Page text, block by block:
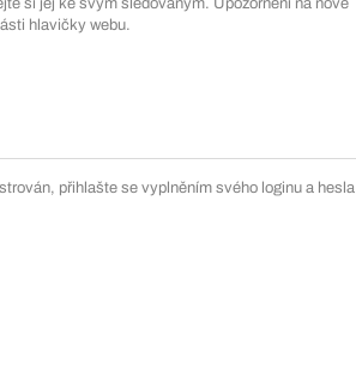
si jej ke svým sledovaným. Upozornění na nové
hlavičky webu.
přihlašte se vyplněním svého loginu a hesla